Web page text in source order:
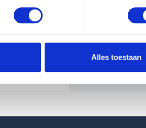
Alles toestaan
1: Nooit vooraf
hebben gezien.
2: Geen
3: Meld bij
klantenservice.